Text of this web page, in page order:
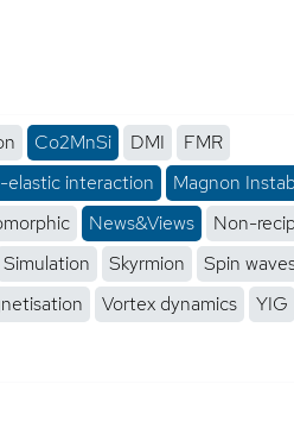
Co2MnSi DMI
FMR
elastic interaction Magnon
News&Views
Non-
Simulation Skyrmion
Spin
Vortex dynamics
YIG